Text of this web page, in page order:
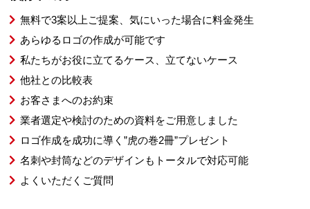
無料で3案以上ご提案、気にいった場合に料金発生
あらゆるロゴの作成が可能です
私たちがお役に立てるケース、立てないケース
他社との比較表
お客さまへのお約束
業者選定や検討のための資料をご用意しました
ロゴ作成を成功に導く”虎の巻2冊”プレゼント
名刺や封筒などのデザインもトータルで対応可能
よくいただくご質問